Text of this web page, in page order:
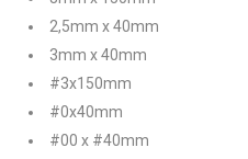
2,5mm x 40mm
3mm x 40mm
#3x150mm
#0x40mm
#00 x #40mm